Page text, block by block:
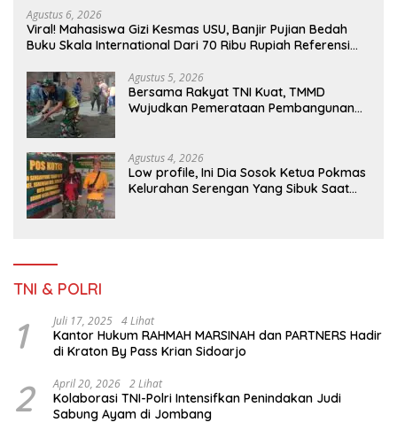
Agustus 6, 2026
Viral! Mahasiswa Gizi Kesmas USU, Banjir Pujian Bedah
Buku Skala International Dari 70 Ribu Rupiah Referensi
Agustus 5, 2026
Bersama Rakyat TNI Kuat, TMMD
Wujudkan Pemerataan Pembangunan
Agustus 4, 2026
Low profile, Ini Dia Sosok Ketua Pokmas
Kelurahan Serengan Yang Sibuk Saat
TNI & POLRI
1 Juli 17, 2025 4 Lihat
Kantor Hukum RAHMAH MARSINAH dan PARTNERS Hadir
di Kraton By Pass Krian Sidoarjo
2 April 20, 2026 2 Lihat
Kolaborasi TNI-Polri Intensifkan Penindakan Judi
Sabung Ayam di Jombang